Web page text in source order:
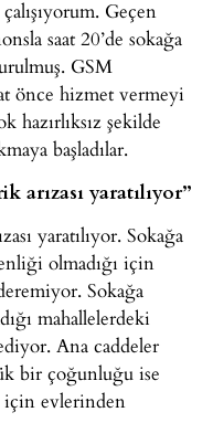
Geçen
saat 20’de sokağa
GSM
önce hizmet vermeyi
hazırlıksız şekilde
başladılar.
arızası yaratılıyor”
yaratılıyor. Sokağa
olmadığı için
Sokağa
mahallelerdeki
Ana caddeler
bir çoğunluğu ise
için evlerinden